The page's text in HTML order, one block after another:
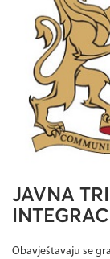
JAVNA
Obavještavaju se